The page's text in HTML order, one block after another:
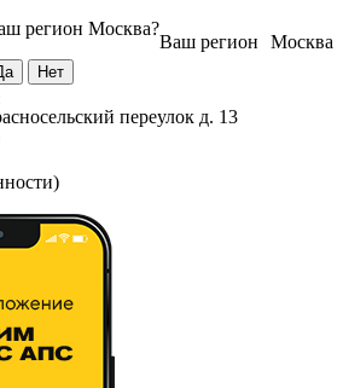
Москва
Ваш регион
регион Москва?
переулок д. 13